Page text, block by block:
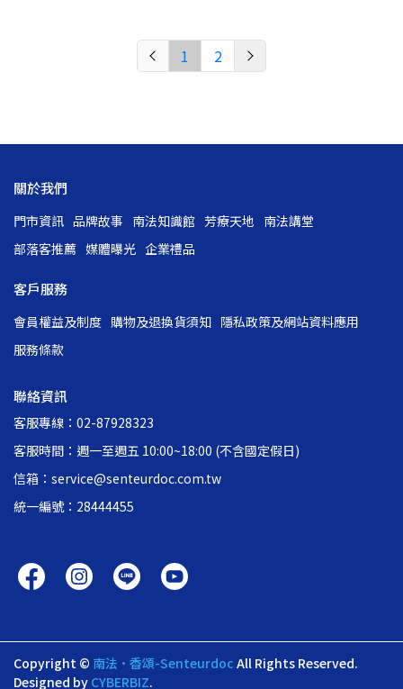
1 2
關於我們
門市資訊 品牌故事 南法知識館 芳療天地 南法講堂
部落客推薦 媒體曝光 企業禮品
客戶服務
會員權益及制度 購物及退換貨須知 隱私政策及網站資料應用
服務條款
聯絡資訊
客服專線：02-87928323
客服時間：週一至週五 10:00~18:00 (不含國定假日)
信箱：service@senteurdoc.com.tw
統一編號：28444455
Copyright © 南法•香頌-Senteurdoc All Rights Reserved.
Designed by CYBERBIZ.